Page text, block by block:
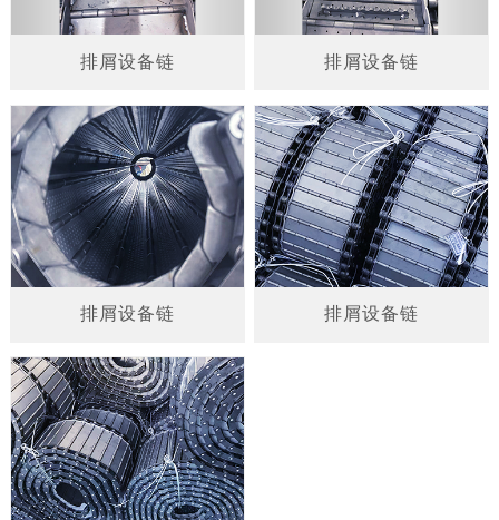
排屑设备链 排屑设备链
排屑设备链 排屑设备链